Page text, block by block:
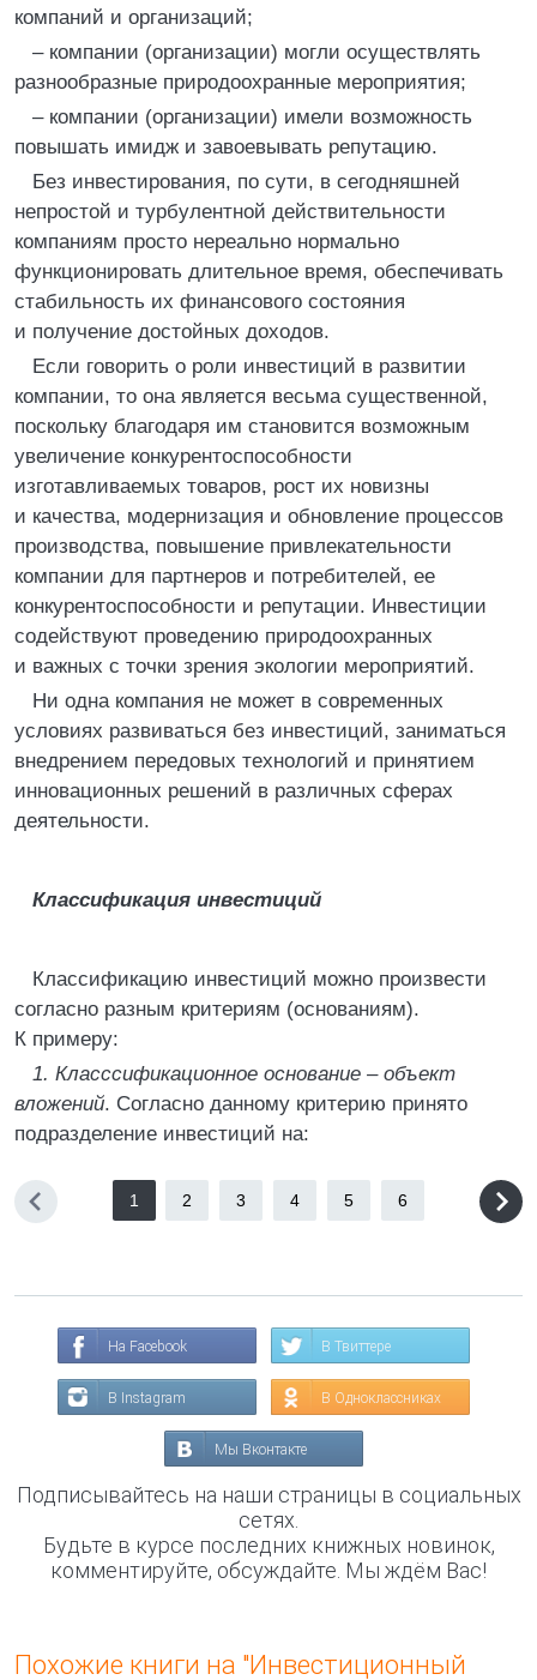
компаний и организаций;
– компании (организации) могли осуществлять
разнообразные природоохранные мероприятия;
– компании (организации) имели возможность
повышать имидж и завоевывать репутацию.
Без инвестирования, по сути, в сегодняшней
непростой и турбулентной действительности
компаниям просто нереально нормально
функционировать длительное время, обеспечивать
стабильность их финансового состояния
и получение достойных доходов.
Если говорить о роли инвестиций в развитии
компании, то она является весьма существенной,
поскольку благодаря им становится возможным
увеличение конкурентоспособности
изготавливаемых товаров, рост их новизны
и качества, модернизация и обновление процессов
производства, повышение привлекательности
компании для партнеров и потребителей, ее
конкурентоспособности и репутации. Инвестиции
содействуют проведению природоохранных
и важных с точки зрения экологии мероприятий.
Ни одна компания не может в современных
условиях развиваться без инвестиций, заниматься
внедрением передовых технологий и принятием
инновационных решений в различных сферах
деятельности.
Классификация инвестиций
Классификацию инвестиций можно произвести
согласно разным критериям (основаниям).
К примеру:
1. Класссификационное основание – объект
вложений. Согласно данному критерию принято
подразделение инвестиций на:
1 2 3 4 5 6
На Facebook В Твиттере
В Instagram В Одноклассниках
Мы Вконтакте
Подписывайтесь на наши страницы в социальных
сетях.
Будьте в курсе последних книжных новинок,
комментируйте, обсуждайте. Мы ждём Вас!
Похожие книги на "Инвестиционный